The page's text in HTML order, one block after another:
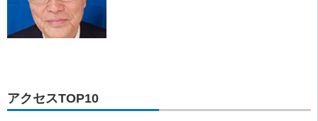
アクセスTOP10